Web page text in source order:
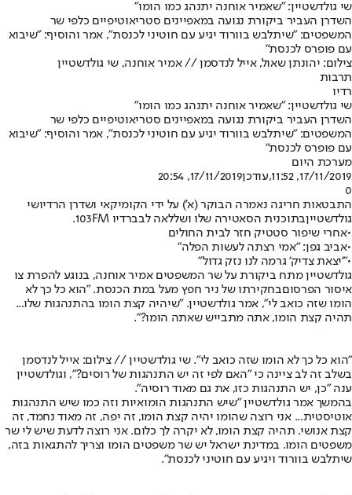
שי גולדשטיין: "שאמיר אוחנה יתנהג כמו הומו"
השדרן העביר ביקורת נגועה במאפיינים סטריאוטיפיים כלפי שר
המשפטים: "שיתלבש בוורוד יגיע עם חוטיני לכנסת", אמר והוסיף: "שיבוא
עם פופרס לכנסת"
צילום: יהונתן שאול, אייל לנדסמן // אמיר אוחנה, שי גולדשטיין
תרבות
רדיו
שי גולדשטיין: "שאמיר אוחנה יתנהג כמו הומו"
השדרן העביר ביקורת נגועה במאפיינים סטריאוטיפיים כלפי שר
המשפטים: "שיתלבש בוורוד יגיע עם חוטיני לכנסת", אמר והוסיף: "שיבוא
עם פופרס לכנסת"
מערכת היום
17/11/2019, 11:52
,עודכן17/11/2019, 20:54
0
התבטאות חריגה נאמרה הבוקר (א') על ידי הקומיקאי ושדרן הרדיושי
גולדשטייןבתוכנית הסאטירה שלו ושללאה לבברדיו 103FM.
•אחרי שיפור סטטיק חזר לבית החולים
•אביב גפן: "אמי רצתה לעשות הפלה"
•"'יצאת צדיק' גרמה לנו נזק גדול"
גולדשטיין מתח ביקורת על שר המשפטים אמיר אוחנה, בנוגע להפרת צו
איסור הפרסוםבחקירתו של ניר חפץ מעל במת הכנסת. "הוא כל כך לא
הומו שזה כואב לי", אמר גולדשטיין. "שיהיה קצת הומו בהתנהגות שלו...
תהיה קצת הומו, אתה מתבייש שאתה הומו?".
"הוא כל כך לא הומו שזה כואב לי". שי גולדשטיין // צילום: אייל לנדסמן
בשלב זה לב ציינה כי "האם לפי זה יש התנהגות של רוסים?", וגולדשטיין
ענה "כן, יש התנהגות כזו, את גם מאוד רוסיה".
בהמשך אמר גולדשטיין "שיש התנהגות הומואיות וזה כמו שיש התנהגות
אוטיסטית... אני רוצה שהומו יהיה קצת הומו, זה יפה, זה מאוד נחמד, זה
קצת אנושי. תהיה קצת הומו, לא יקרה לך כלום. אני רוצה לדעת שיש לי שר
משפטים הומו. במדינת ישראל יש שר משפטים הומו וצריך להתגאות בזה,
שיתלבש בוורוד ויגיע עם חוטיני לכנסת".